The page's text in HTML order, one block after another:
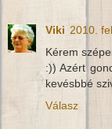
Viki 2010.
Kérem
:)) Azért
kevésbbé
Válasz